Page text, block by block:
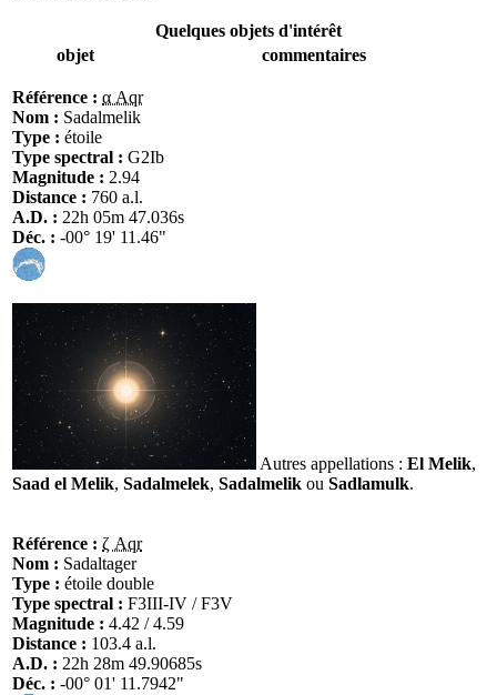
Quelques objets d'intérêt
objet
commentaires
Référence : α Aqr
Nom : Sadalmelik
Type : étoile
Type spectral : G2Ib
Magnitude : 2.94
Distance : 760 a.l.
A.D. : 22h 05m 47.036s
Déc. : -00° 19' 11.46"
Autres appellations : El Melik,
Saad el Melik, Sadalmelek, Sadalmelik ou Sadlamulk.
Référence : ζ Aqr
Nom : Sadaltager
Type : étoile double
Type spectral : F3III-IV / F3V
Magnitude : 4.42 / 4.59
Distance : 103.4 a.l.
A.D. : 22h 28m 49.90685s
Déc. : -00° 01' 11.7942"